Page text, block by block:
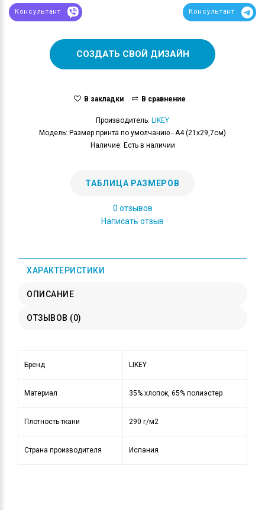
Консультант Консультант
СОЗДАТЬ СВОЙ ДИЗАЙН
В закладки В сравнение
Производитель: LIKEY
Модель: Размер принта по умолчанию - А4 (21x29,7см)
Наличие: Есть в наличии
ТАБЛИЦА РАЗМЕРОВ
0 отзывов
Написать отзыв
ХАРАКТЕРИСТИКИ
ОПИСАНИЕ
ОТЗЫВОВ (0)
Бренд LIKEY
Материал 35% хлопок, 65% полиэстер
Плотность ткани 290 г/м2
Страна производителя Испания